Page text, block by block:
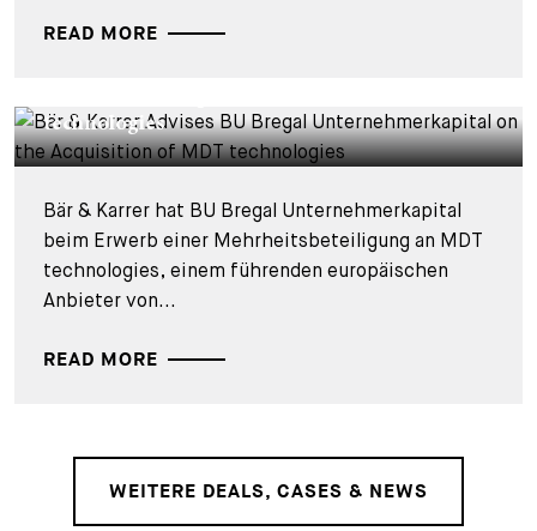
READ MORE
DEALS & CASES - 28. JULI 2026
technologies
Bär & Karrer hat BU Bregal Unternehmerkapital
beim Erwerb einer Mehrheitsbeteiligung an MDT
technologies, einem führenden europäischen
Anbieter von...
READ MORE
WEITERE DEALS, CASES & NEWS